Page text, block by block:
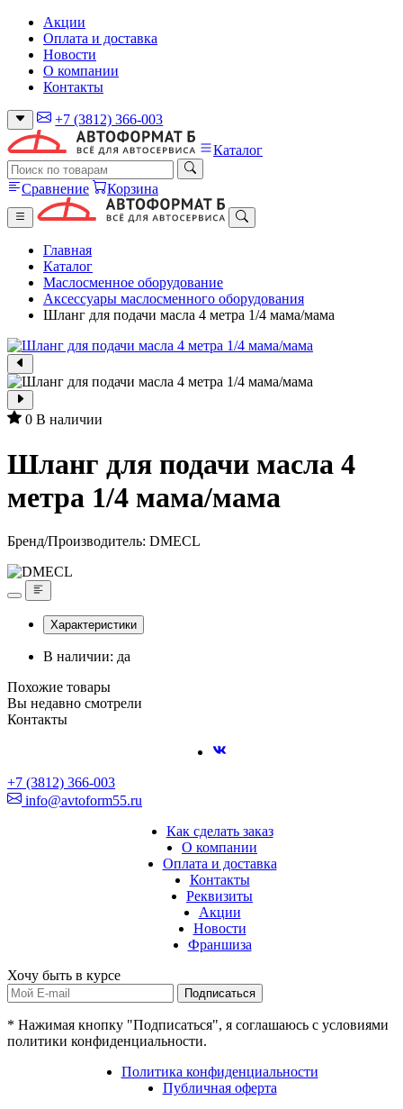
Акции
Оплата и доставка
Новости
О компании
Контакты
+7 (3812) 366-003
Каталог
Сравнение Корзина
Главная
Каталог
Маслосменное оборудование
Аксессуары маслосменного оборудования
Шланг для подачи масла 4 метра 1/4 мама/мама
0 В наличии
Шланг для подачи масла 4
метра 1/4 мама/мама
Бренд/Производитель: DMECL
Характеристики
В наличии: да
Похожие товары
Вы недавно смотрели
Контакты
+7 (3812) 366-003
info@avtoform55.ru
Как сделать заказ
О компании
Оплата и доставка
Контакты
Реквизиты
Акции
Новости
Франшиза
Хочу быть в курсе
Подписаться
* Нажимая кнопку "Подписаться", я соглашаюсь с условиями
политики конфиденциальности.
Политика конфиденциальности
Публичная оферта